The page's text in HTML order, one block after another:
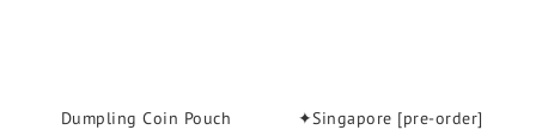
Dumpling Coin Pouch
✦Singapore [pre-order]